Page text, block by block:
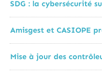
SDG : la cybersécurité
Amisgest et CASIOPE
Mise à jour des